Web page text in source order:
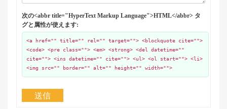
次の<abbr title="HyperText Markup Language">HTML</abbr> タ
グと属性が使えます:
<a href="" title="" rel="" target=""> <blockquote cite="">
<code> <pre class=""> <em> <strong> <del datetime=""
cite=""> <ins datetime="" cite=""> <ul> <ol start=""> <li>
<img src="" border="" alt="" height="" width="">
送信